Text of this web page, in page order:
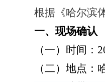
根据《哈尔滨
一、现场确认
（一）时间：
（二）地点